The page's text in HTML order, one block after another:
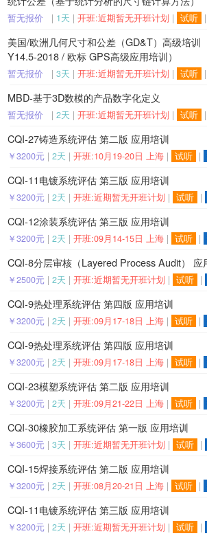
暂无报价 | 1天 | 开班:近期暂无开班计划 | 试听 |
美国/欧洲几何尺寸和公差（GD&T）高级培训
Y14.5-2018 / 欧标 GPS高级应用培训）
暂无报价 | 3天 | 开班:近期暂无开班计划 | 试听 |
MBD-基于3D数模的产品数字化定义
暂无报价 | 2天 | 开班:近期暂无开班计划 | 试听 |
CQI-27铸造系统评估 第二版 应用培训
￥3200元 | 2天 | 开班:10月19-20日 上海 | 试听 |
CQI-11电镀系统评估 第三版 应用培训
￥3200元 | 2天 | 开班:近期暂无开班计划 | 试听 |
CQI-12涂装系统评估 第三版 应用培训
￥3200元 | 2天 | 开班:09月14-15日 上海 | 试听 |
CQI-8分层审核（Layered Process Audit） 应
￥2500元 | 2天 | 开班:近期暂无开班计划 | 试听 |
CQI-9热处理系统评估 第四版 应用培训
￥3200元 | 2天 | 开班:09月17-18日 上海 | 试听 |
CQI-9热处理系统评估 第四版 应用培训
￥3200元 | 2天 | 开班:09月17-18日 上海 | 试听 |
CQI-23模塑系统评估 第二版 应用培训
￥3200元 | 2天 | 开班:09月21-22日 上海 | 试听 |
CQI-30橡胶加工系统评估 第一版 应用培训
￥3600元 | 3天 | 开班:近期暂无开班计划 | 试听 |
CQI-15焊接系统评估 第二版 应用培训
￥3200元 | 2天 | 开班:08月20-21日 上海 | 试听 |
CQI-11电镀系统评估 第三版 应用培训
￥3200元 | 2天 | 开班:近期暂无开班计划 | 试听 |